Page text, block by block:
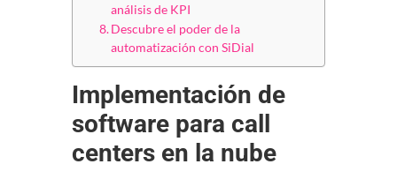
análisis de KPI
Descubre el poder de la
automatización con SiDial
Implementación de
software para call
centers en la nube